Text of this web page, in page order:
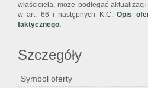
właściciela, może podlegać
w art. 66 i następnych K.C.Opis
faktycznego.
Szczegóły
Symbol oferty